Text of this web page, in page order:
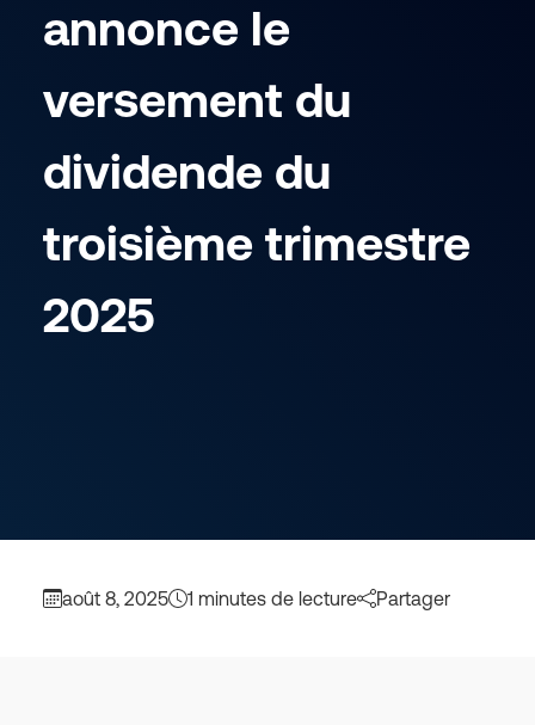
annonce le
versement du
dividende du
troisième trimestre
2025
août 8, 2025 1 minutes de lecture Partager